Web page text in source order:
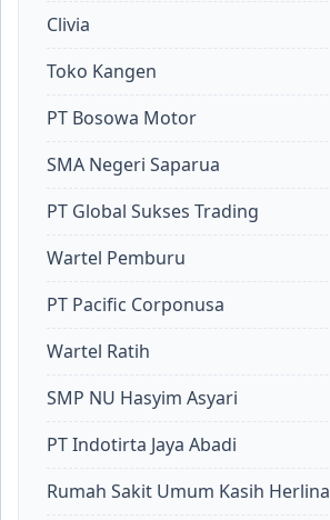
Clivia
Toko Kangen
PT Bosowa Motor
SMA Negeri Saparua
PT Global Sukses Trading
Wartel Pemburu
PT Pacific Corponusa
Wartel Ratih
SMP NU Hasyim Asyari
PT Indotirta Jaya Abadi
Rumah Sakit Umum Kasih Herlina